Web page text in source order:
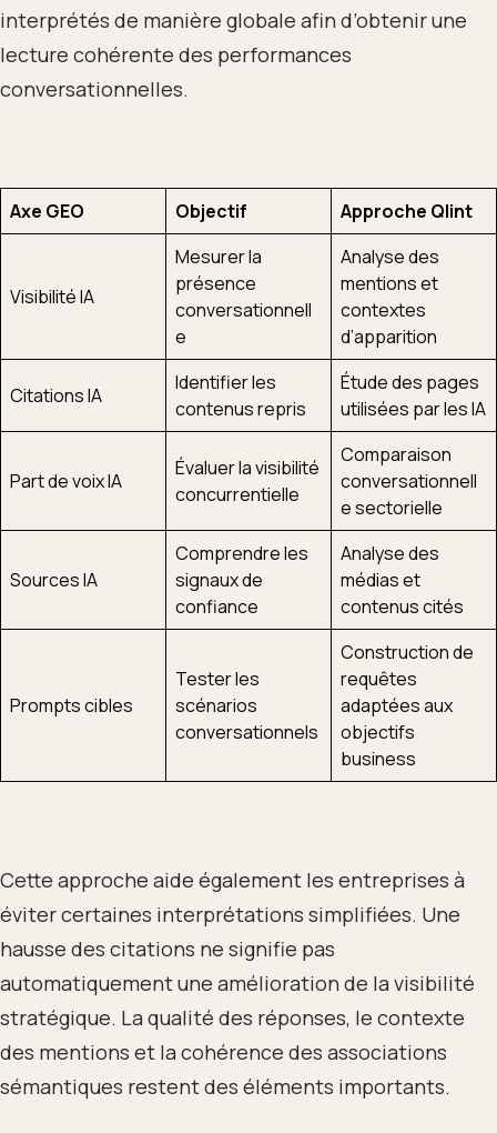
interprétés de manière globale afin d’obtenir une
lecture cohérente des performances
conversationnelles.
Axe GEO Objectif Approche Qlint
Visibilité IA
Mesurer la
présence
conversationnell
e
Analyse des
mentions et
contextes
d’apparition
Citations IA
Identifier les
contenus repris
Étude des pages
utilisées par les IA
Part de voix IA
Évaluer la visibilité
concurrentielle
Comparaison
conversationnell
e sectorielle
Sources IA
Comprendre les
signaux de
confiance
Analyse des
médias et
contenus cités
Prompts cibles
Tester les
scénarios
conversationnels
Construction de
requêtes
adaptées aux
objectifs
business
Cette approche aide également les entreprises à
éviter certaines interprétations simplifiées. Une
hausse des citations ne signifie pas
automatiquement une amélioration de la visibilité
stratégique. La qualité des réponses, le contexte
des mentions et la cohérence des associations
sémantiques restent des éléments importants.